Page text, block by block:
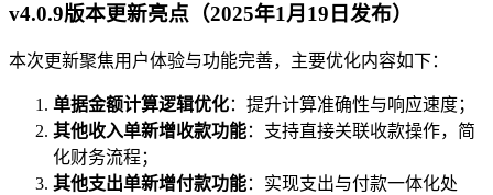
v4.0.9版本更新亮点（2025年1月19日发布）
本次更新聚焦用户体验与功能完善，主要优化内容如下：
单据金额计算逻辑优化：提升计算准确性与响应速度；
其他收入单新增收款功能：支持直接关联收款操作，简
化财务流程；
其他支出单新增付款功能：实现支出与付款一体化处